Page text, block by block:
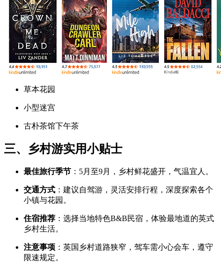
草本花园
小型迷宫
古朴茶馆下午茶
三、乡村游实用小贴士
最佳旅行季节 ：5月至9月，乡村鲜花盛开，气温宜人。
交通方式 ：建议自驾游，灵活安排行程，深度探索各个
小镇与花园。
住宿推荐 ：选择当地特色B&B民宿，体验最地道的英式
乡村生活。
注意事项 ：英国乡村道路狭窄，驾车需小心会车，遵守
限速规定。